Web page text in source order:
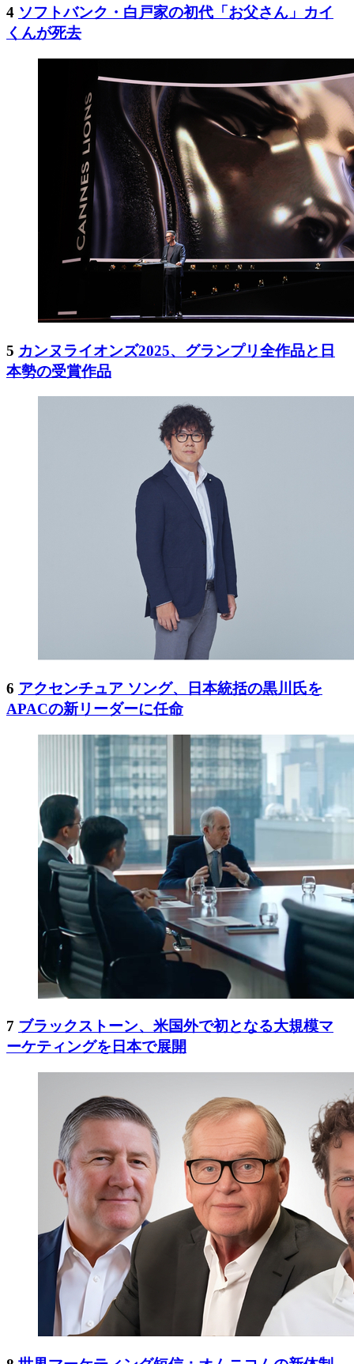
4 ソフトバンク・白戸家の初代「お父さん」カイ
くんが死去
5 カンヌライオンズ2025、グランプリ全作品と日
本勢の受賞作品
6 アクセンチュア ソング、日本統括の黒川氏を
APACの新リーダーに任命
7 ブラックストーン、米国外で初となる大規模マ
ーケティングを日本で展開